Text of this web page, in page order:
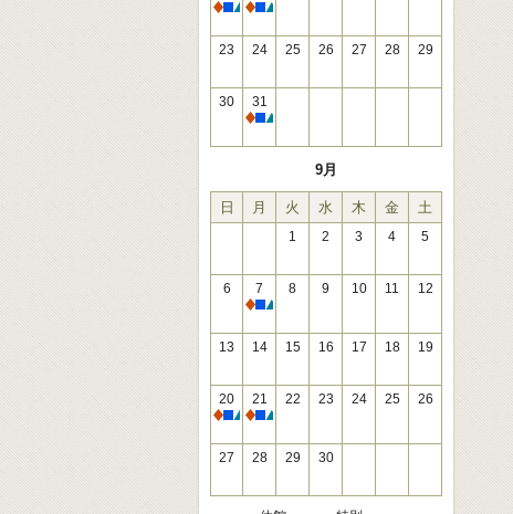
休館 休館
23 24 25 26 27 28 29
30
31
休館
9月
日 月 火 水 木 金 土
1 2 3 4 5
6
7
休館
8 9 10 11 12
13 14 15 16 17 18 19
20
休館
21
休館
22 23 24 25 26
27 28 29 30